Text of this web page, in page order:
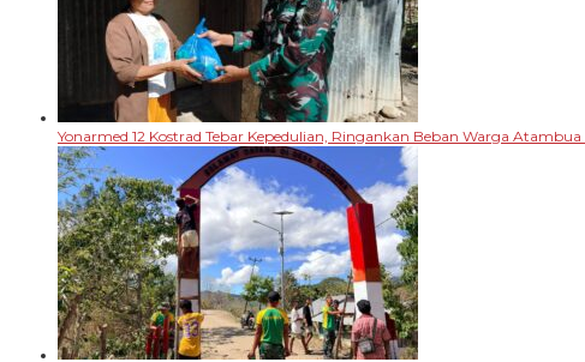
Yonarmed 12 Kostrad Tebar Kepedulian, Ringankan Beban Warga